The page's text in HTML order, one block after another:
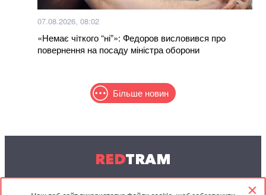
07.08.2026, 08:02
«Немає чіткого “ні”»: Федоров висловився про
повернення на посаду міністра оборони
Більше новин
REDTRAM
© 2004-2026 Redtram, Ltd.